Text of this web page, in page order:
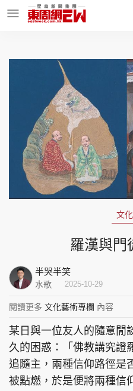
明星名人
東周Ladies
東周食玩通
集團旗下品牌
東周刊
文
羅漢與
半哭半笑
水歌 2025-10-29
閱讀更多 文化藝術專欄 內容
某日與一位友人的隨意閒
久的困惑：「佛教講究證
追隨主，兩種信仰路徑是
被點燃，於是便將兩種信